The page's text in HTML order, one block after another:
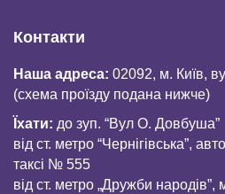
Контакти
Наша адреса: 02092, м. Київ,
(схема проїзду подана нижче)
Їхати: до зуп. “Вул О. Довбуша”
від ст. метро “Чернігівська”,
таксі № 555
від ст. метро „Дружби